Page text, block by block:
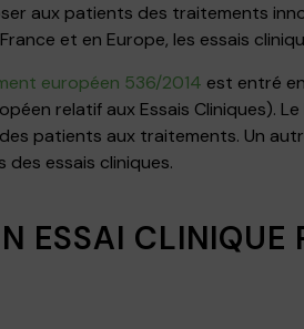
aux patients des traitements
et en Europe, les essais
européen 536/2014 est entré
relatif aux Essais Cliniques).
patients aux traitements. Un
des essais cliniques.
ESSAI CLINIQUE